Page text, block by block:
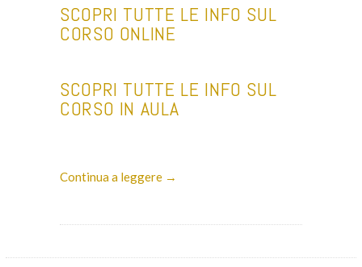
SCOPRI TUTTE LE INFO SUL
CORSO ONLINE
SCOPRI TUTTE LE INFO SUL
CORSO IN AULA
Continua a leggere →